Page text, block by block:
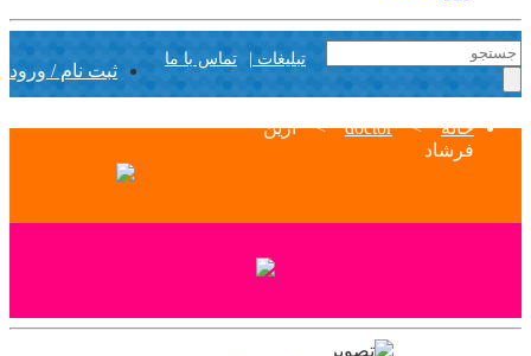
ثبت نام / ورود
تماس با ما تبلیغات |
خانه>
doctor
>آرین
فرشاد